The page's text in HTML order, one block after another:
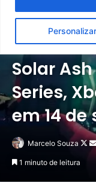
Personalizar
Notícias Switch
Solar
Series,
em 14
Marcelo Souza
1 minuto de leitura